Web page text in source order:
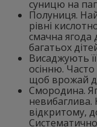
суницю на
Полуниця.
рівні
смачна
багатьох
Висаджують
осінню.
щоб врожай
Смородина.
невибаглива.
відкритому,